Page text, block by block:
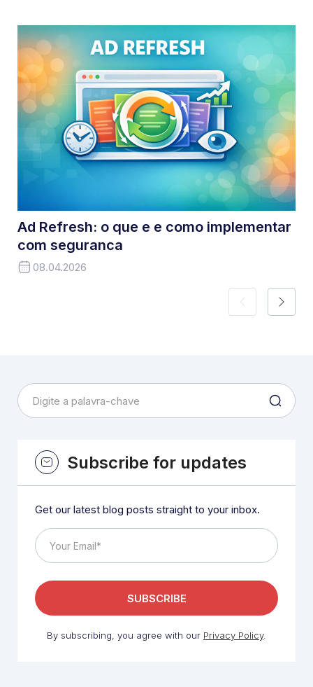
Ad Refresh: o que e e como implementar
com seguranca
08.04.2026
Subscribe for updates
Get our latest blog posts straight to your inbox.
By subscribing, you agree with our Privacy Policy.